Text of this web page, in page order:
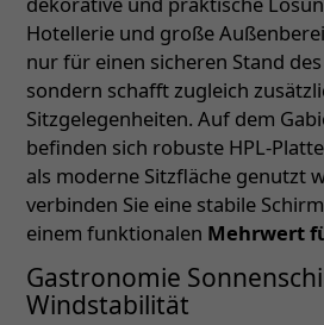
Hotellerie und große
nur für einen sicheren Stand
sondern schafft zugleich
Sitzgelegenheiten. Auf dem
befinden sich robuste HPL-
als moderne Sitzfläche genutzt
verbinden Sie eine stabile
einem funktionalen Mehrwert
Gastronomie
Windstabilität